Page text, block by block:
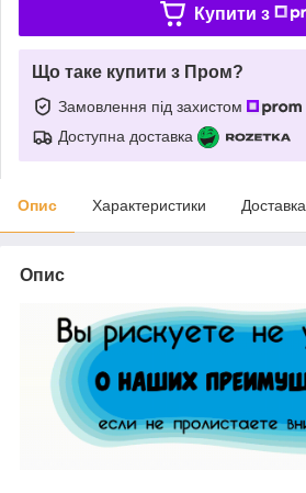
Купити з
Що таке купити з Пром?
Замовлення під захистом
Доступна доставка
Опис Характеристики Доставка
Опис